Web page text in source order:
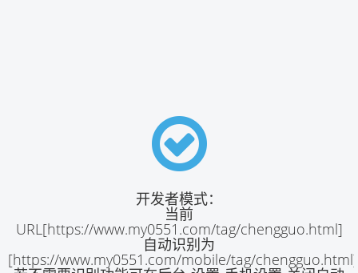
开发者模式：
当前
URL[https://www.my0551.com/tag/chengguo.html]
自动识别为
[https://www.my0551.com/mobile/tag/chengguo.html]